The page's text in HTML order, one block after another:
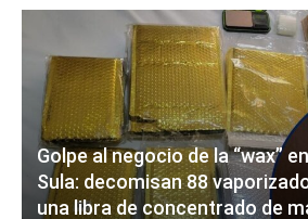
Golpe al negocio de la “wax”
Sula: decomisan 88
una libra de concentrado de